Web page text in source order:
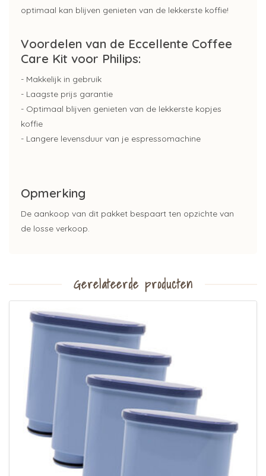
optimaal kan blijven genieten van de lekkerste koffie!
Voordelen van de Eccellente Coffee
Care Kit voor Philips:
- Makkelijk in gebruik
- Laagste prijs garantie
- Optimaal blijven genieten van de lekkerste kopjes
koffie
- Langere levensduur van je espressomachine
Opmerking
De aankoop van dit pakket bespaart ten opzichte van
de losse verkoop.
Gerelateerde producten